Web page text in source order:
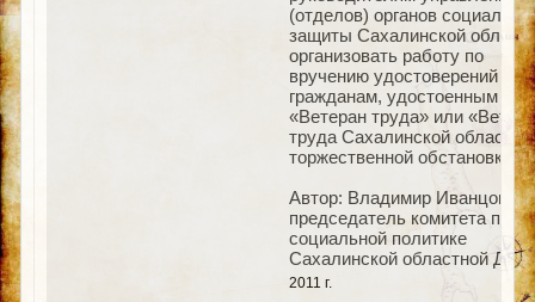
(отделов) органов
защиты Сахалинской
организовать работу по
вручению удостоверений
гражданам, удостоенным
«Ветеран труда» или
труда Сахалинской области»
торжественной обстановке.
Автор: Владимир Иванцов,
председатель комитета по
социальной политике
Сахалинской областной
2011 г.